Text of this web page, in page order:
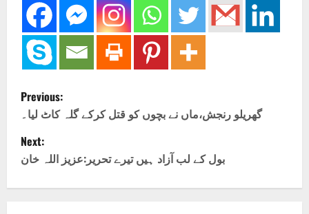
P
o
s
Previous:
گھریلو رنجش،ماں نے بچوں کو قتل کرکے گلہ کاٹ لیا۔
Next:
بول کے لب آزاد ہیں تیرے تحریر:عزیز اللہ خان